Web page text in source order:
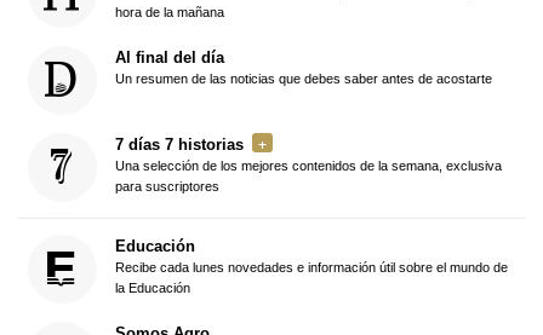
hora de la mañana
Al final del día
Un resumen de las noticias que debes saber antes de acostarte
7 días 7 historias
Una selección de los mejores contenidos de la semana, exclusiva
para suscriptores
Educación
Recibe cada lunes novedades e información útil sobre el mundo de
la Educación